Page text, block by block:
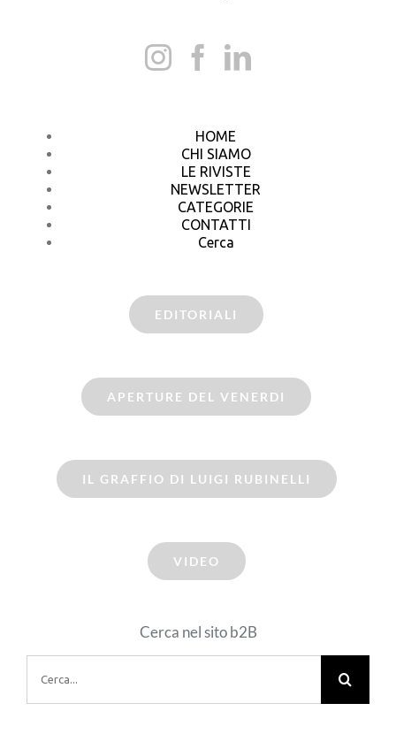
HOME
CHI SIAMO
LE RIVISTE
NEWSLETTER
CATEGORIE
CONTATTI
Cerca
EDITORIALI
APERTURE DEL VENERDI
IL GRAFFIO DI LUIGI RUBINELLI
VIDEO
Cerca nel sito b2B
per: